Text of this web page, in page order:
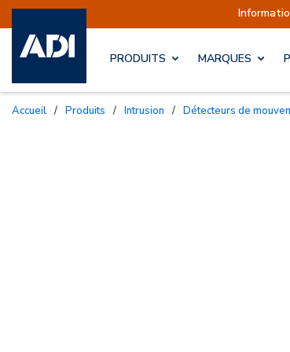
Information | Les
PRODUITS MARQUES
Accueil / Produits / Intrusion / Détecteurs de